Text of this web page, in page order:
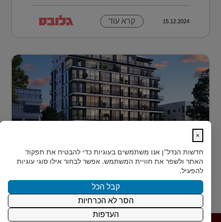
15.12.2024 קרא עוד
בלב הצפון-הישן של תל אביב, במרחק דקות הליכה ספורות
מהלוקיישנים האייקוניים ביותר בעיר, מציעה Rozio
SELECTED - מותג הי?...
15.12.2024 קרא עוד
×
חדשות הנדל"ן אנו משתמשים בעוגיות כדי להבטיח את תפקוד
האתר ולשפר את חוויית המשתמש. אפשר לבחור אילו סוגי עוגיות
להפעיל.
קבל הכל
הסר לא הכרחיות
העדפות